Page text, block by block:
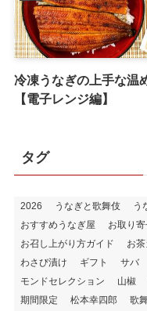
冷凍うなぎの上手な温
【電子レンジ編】
タグ
2026 うなぎと歌舞伎 う
おすすめうなぎ屋
お取り
お召し上がり方ガイド
お
わさび漬け
ギフト サバ
モンドセレクション
山椒
期間限定
松本幸四郎 歌